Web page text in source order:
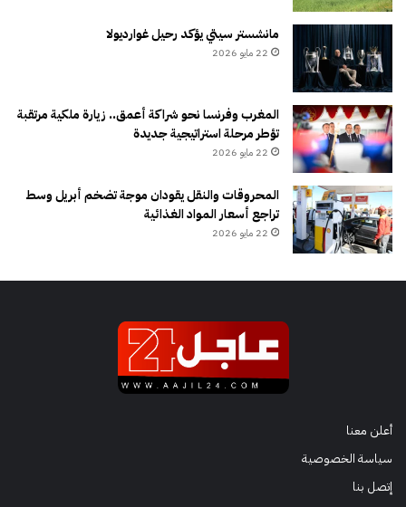
مانشستر سيتي يؤكد رحيل غوارديولا
22 مايو 2026
المغرب وفرنسا نحو شراكة أعمق.. زيارة ملكية مرتقبة
تؤطر مرحلة استراتيجية جديدة
22 مايو 2026
المحروقات والنقل يقودان موجة تضخم أبريل وسط
تراجع أسعار المواد الغذائية
22 مايو 2026
أعلن معنا
سياسة الخصوصية
إتصل بنا